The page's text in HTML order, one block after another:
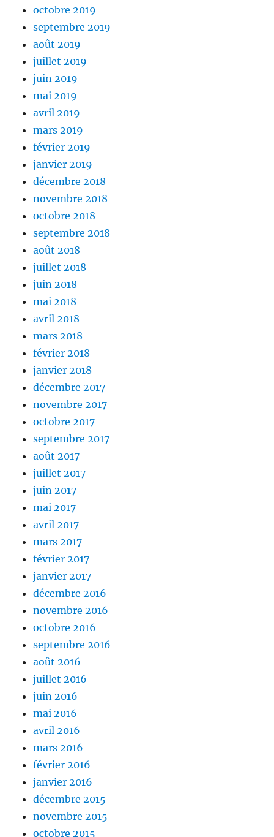
octobre 2019
septembre 2019
août 2019
juillet 2019
juin 2019
mai 2019
avril 2019
mars 2019
février 2019
janvier 2019
décembre 2018
novembre 2018
octobre 2018
septembre 2018
août 2018
juillet 2018
juin 2018
mai 2018
avril 2018
mars 2018
février 2018
janvier 2018
décembre 2017
novembre 2017
octobre 2017
septembre 2017
août 2017
juillet 2017
juin 2017
mai 2017
avril 2017
mars 2017
février 2017
janvier 2017
décembre 2016
novembre 2016
octobre 2016
septembre 2016
août 2016
juillet 2016
juin 2016
mai 2016
avril 2016
mars 2016
février 2016
janvier 2016
décembre 2015
novembre 2015
octobre 2015